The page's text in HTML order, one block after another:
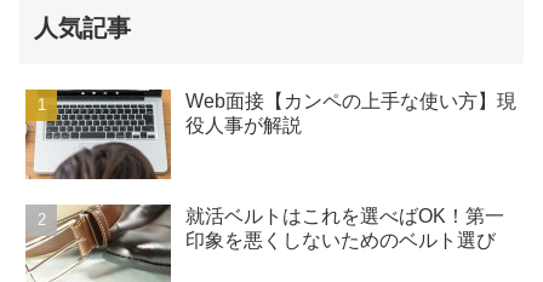
人気記事
Web面接【カンペの上手な使い方】現
役人事が解説
就活ベルトはこれを選べばOK！第一
印象を悪くしないためのベルト選び